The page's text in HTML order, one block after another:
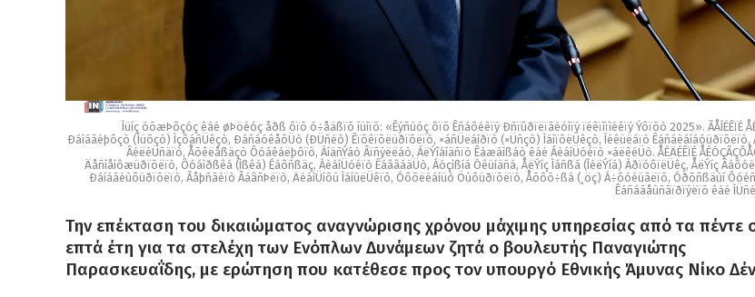
Ìüíç óõæÞôçóç êáé øÞöéóç åðß ôïõ ó÷åäßïõ íüìïõ: «Êýñùóç ôïõ Êñáôéêïý Ðñïûðïëïãéóìïý ïéêïíïìéêïý Ýôïõò 2025». ÃÅÍÉÊÏÉ
Ðáíáãéþôçò (Íüôçò) ÌçôáñÜêçò, ÐáñáóêåõÜò (ÐÜñéò) Êïõêïõëüðïõëïò, ×áñÜëáìðïò (×Üñçò) ÌáìïõëÜêçò, Íéêüëáïò Êáñáèáíáóüðïõëïò,
ÂéëéÜñäïò, Åõêëåßäçò Ôóáêáëþôïò, ÁíäñÝáò Âïñýëëáò, ÁëÝîáíäñïò Êáæáìßáò êáé ÁèáíÜóéïò ×áëêéÜò. ÅÉÄÉÊÏÉ
Äåñìåíôæüðïõëïò, Ôóáìðßêá (Ìßêá) Éáôñßäç, ÁèáíÜóéïò ÊáââáäÜò, Áóçìßíá Óêüíäñá, ÅëÝíç Ìáñßá (ÌéëÝíá) ÁðïóôïëÜêç, ÅëÝíç
Ðáíáãéùôüðïõëïò, Ãåþñãéïò ÃáâñÞëïò, ÄéáìÜíôù ÌáíùëÜêïõ, Óôõëéáíüò Öùôüðïõëïò, Åõôõ÷ßá (¸öç) Á÷ôóéüãëïõ, Óðõñßäùí
Êáñáãåùñãïðïýëïõ êáé
Την επέκταση του δικαιώματος αναγνώρισης χρόνου μάχιμης υπηρεσίας από τα πέντε
επτά έτη για τα στελέχη των Ενόπλων Δυνάμεων ζητά ο βουλευτής Παναγιώτης
Παρασκευαΐδης, με ερώτηση που κατέθεσε προς τον υπουργό Εθνικής Άμυνας Νίκο